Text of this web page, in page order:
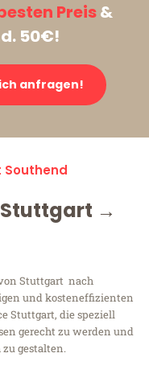
Preis&
50€!
anfragen!
Stuttgart →
Stuttgart nach
und kosteneffizienten
Stuttgart, die speziell
gerecht zu werden und
gestalten.